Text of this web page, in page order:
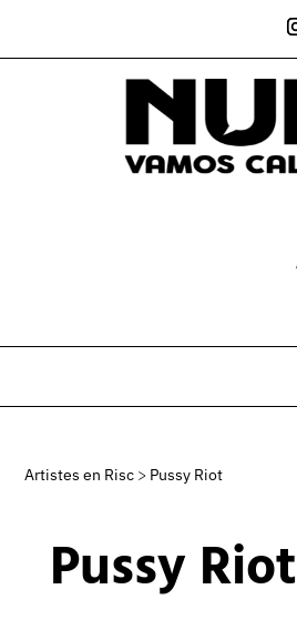
Artistes en Risc > Pussy Riot
Pussy Riot